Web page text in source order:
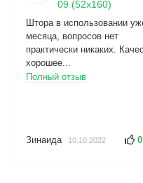
09 (52x160)
Штора в использовании
месяца, вопросов нет
практически никаких.
хорошее...
Полный отзыв
Зинаида 10.10.2022 0